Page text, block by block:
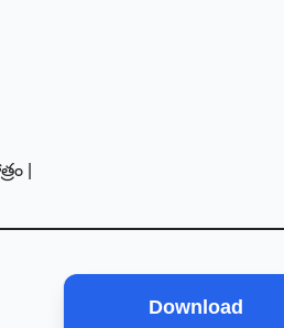
|
Download